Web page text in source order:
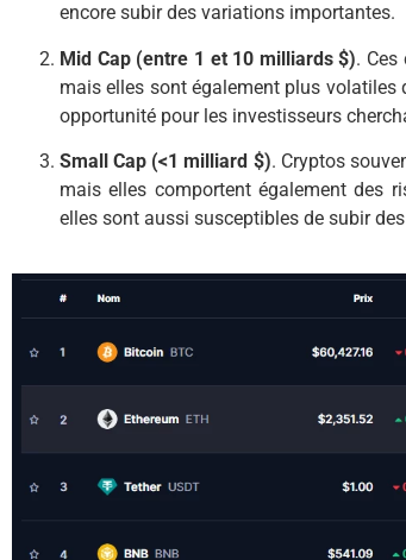
encore subir des variations importantes.
Mid Cap (entre 1 et 10 milliards $).
mais elles sont également plus volatiles
opportunité pour les investisseurs
Small Cap (<1 milliard $). Cryptos
mais elles comportent également des
elles sont aussi susceptibles de subir